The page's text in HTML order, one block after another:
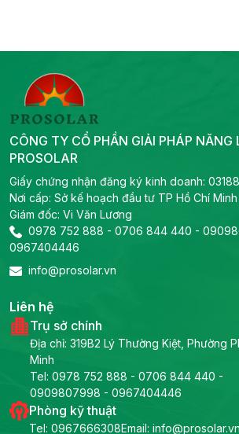
CÔNG TY CỔ PHẦN GIẢI PHÁP NĂNG
PROSOLAR
Giấy chứng nhận đăng ký kinh doanh:
Nơi cấp: Sở kế hoạch đầu tư TP Hồ Chí Minh
Giám đốc: Vi Văn Lương
0978 752 888 - 0706 844 440 -
0967404446
info@prosolar.vn
Liên hệ
Trụ sở chính
Địa chỉ: 319B2 Lý Thường Kiệt, Phường
Minh
Tel: 0978 752 888 - 0706 844 440 -
0909807998 - 0967404446
Phòng kỹ thuật
Tel: 0967666308Email: info@prosolar.vn